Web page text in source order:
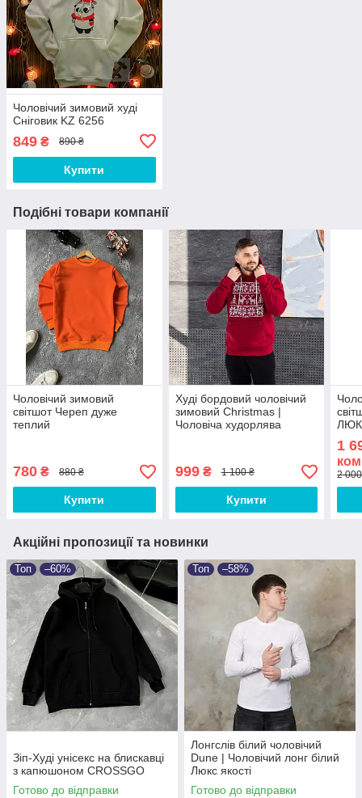
Чоловічий зимовий худі
Сніговик KZ 6256
849 ₴ 890 ₴
Купити
Подібні товари компанії
Чоловічий зимовий
світшот Череп дуже
теплий
780 ₴ 880 ₴
Купити
Худі бордовий чоловічий
зимовий Christmas |
Чоловіча худорлява
999₴ 1 100 ₴
Купити
1
2
Акційні пропозиції та новинки
Топ –60%
Зіп-Худі унісекс на блискавці
з капюшоном CROSSGO
Готово до відправки
Топ –58%
Лонгслів білий чоловічий
Dune | Чоловічий лонг білий
Люкс якості
Готово до відправки